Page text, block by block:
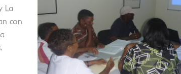
La
con